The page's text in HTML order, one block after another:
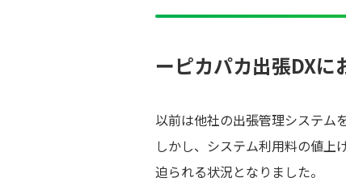
ーピカパカ出張DX
以前は他社の出張管理システム
しかし、システム利用料の値上
迫られる状況となりました。